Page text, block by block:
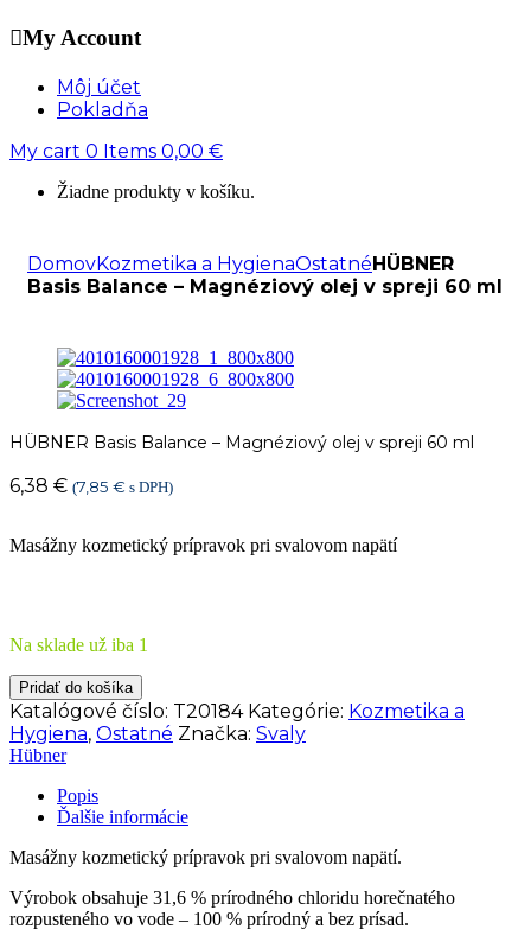
My Account
Môj účet
Pokladňa
My cart 0 Items 0,00 €
Žiadne produkty v košíku.
DomovKozmetika a HygienaOstatné HÜBNER
Basis Balance – Magnéziový olej v spreji 60 ml
HÜBNER Basis Balance – Magnéziový olej v spreji 60 ml
6,38 € (7,85 € s DPH)
Masážny kozmetický prípravok pri svalovom napätí
Na sklade už iba 1
množstvo
HÜBNER
Basis
Balance
-
Magnéziový
spreji
ml
Pridať do košíka
Katalógové číslo: T20184 Kategórie: Kozmetika a
Hygiena, Ostatné Značka: Svaly
Hübner
Popis
Ďalšie informácie
Masážny kozmetický prípravok pri svalovom napätí.
Výrobok obsahuje 31,6 % prírodného chloridu horečnatého
rozpusteného vo vode – 100 % prírodný a bez prísad.